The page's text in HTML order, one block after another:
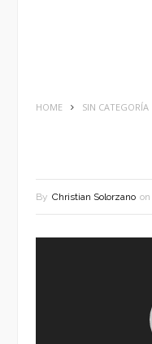
HOME SIN CATEGORÍA
By Christian Solorzano on